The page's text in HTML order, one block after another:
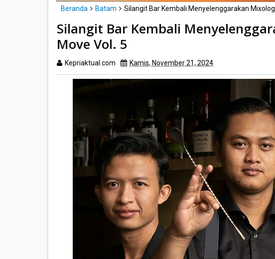
Beranda Batam Silangit Bar Kembali Menyelenggarakan
Silangit Bar Kembali
Move Vol. 5
Kepriaktual.com Kamis, November 21, 2024